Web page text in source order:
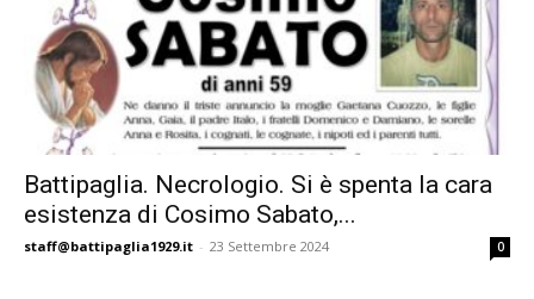
Battipaglia. Necrologio. Si è spenta la cara
esistenza di Cosimo Sabato,...
staff@battipaglia1929.it - 23 Settembre 2024 0